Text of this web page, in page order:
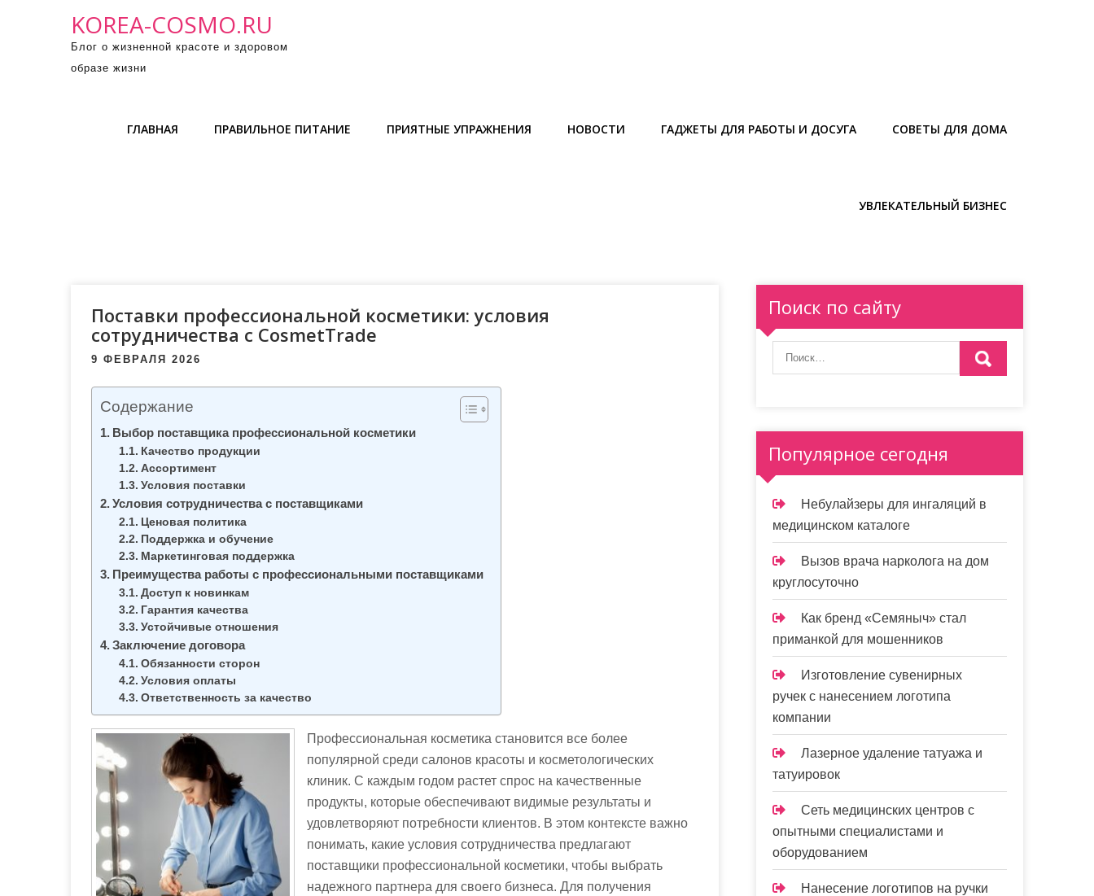
KOREA-COSMO.RU
Блог о жизненной красоте и здоровом
образе жизни
ГЛАВНАЯ ПРАВИЛЬНОЕ ПИТАНИЕ ПРИЯТНЫЕ УПРАЖНЕНИЯ НОВОСТИ ГАДЖЕТЫ ДЛЯ РАБОТЫ И ДОСУГА СОВЕТЫ ДЛЯ ДОМА
УВЛЕКАТЕЛЬНЫЙ БИЗНЕС
Поставки профессиональной косметики: условия
сотрудничества с CosmetTrade
9 ФЕВРАЛЯ 2026
Содержание
Выбор поставщика профессиональной косметики
Качество продукции
Ассортимент
Условия поставки
Условия сотрудничества с поставщиками
Ценовая политика
Поддержка и обучение
Маркетинговая поддержка
Преимущества работы с профессиональными поставщиками
Доступ к новинкам
Гарантия качества
Устойчивые отношения
Заключение договора
Обязанности сторон
Условия оплаты
Ответственность за качество
Профессиональная косметика становится все более
популярной среди салонов красоты и косметологических
клиник. С каждым годом растет спрос на качественные
продукты, которые обеспечивают видимые результаты и
удовлетворяют потребности клиентов. В этом контексте важно
понимать, какие условия сотрудничества предлагают
поставщики профессиональной косметики, чтобы выбрать
надежного партнера для своего бизнеса. Для получения
Поиск по сайту
Популярное сегодня
Небулайзеры для ингаляций в
медицинском каталоге
Вызов врача нарколога на дом
круглосуточно
Как бренд «Семяныч» стал
приманкой для мошенников
Изготовление сувенирных
ручек с нанесением логотипа
компании
Лазерное удаление татуажа и
татуировок
Сеть медицинских центров с
опытными специалистами и
оборудованием
Нанесение логотипов на ручки